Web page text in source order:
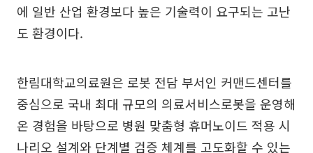
에 일반 산업 환경보다 높은 기술력이 요구되는 고난
도 환경이다.
한림대학교의료원은 로봇 전담 부서인 커맨드센터를
중심으로 국내 최대 규모의 의료서비스로봇을 운영해
온 경험을 바탕으로 병원 맞춤형 휴머노이드 적용 시
나리오 설계와 단계별 검증 체계를 고도화할 수 있는